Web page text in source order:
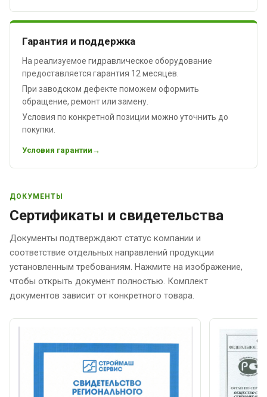
Гарантия и поддержка
На реализуемое гидравлическое оборудование
предоставляется гарантия 12 месяцев.
При заводском дефекте поможем оформить
обращение, ремонт или замену.
Условия по конкретной позиции можно уточнить до
покупки.
Условия гарантии
ДОКУМЕНТЫ
Сертификаты и свидетельства
Документы подтверждают статус компании и
соответствие отдельных направлений продукции
установленным требованиям. Нажмите на изображение,
чтобы открыть документ полностью. Комплект
документов зависит от конкретного товара.